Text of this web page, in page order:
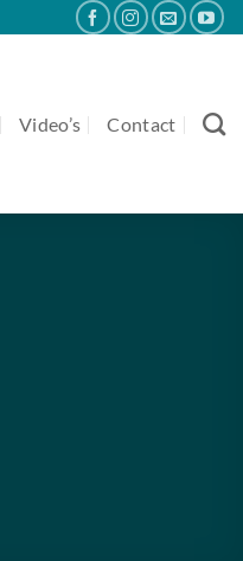
Video’s Contact